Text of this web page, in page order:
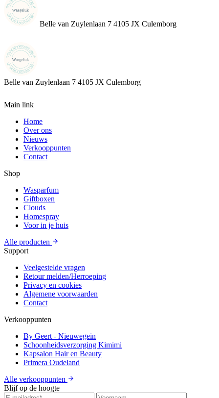
Belle van Zuylenlaan 7 4105 JX Culemborg
Belle van Zuylenlaan 7 4105 JX Culemborg
Main link
Home
Over ons
Nieuws
Verkooppunten
Contact
Shop
Wasparfum
Giftboxen
Clouds
Homespray
Voor in je huis
Alle producten
Support
Veelgestelde vragen
Retour melden/Herroeping
Privacy en cookies
Algemene voorwaarden
Contact
Verkooppunten
By Geert - Nieuwegein
Schoonheidsverzorging Kimimi
Kapsalon Hair en Beauty
Primera Oudeland
Alle verkooppunten
Blijf op de hoogte